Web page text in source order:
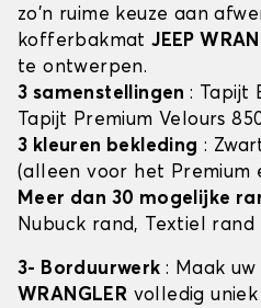
zo'n ruime keuze aan
kofferbakmatJEEP
te ontwerpen.
3 samenstellingen: Tapijt
Tapijt Premium Velours
3 kleuren bekleding :
(alleen voor het Premium
Meer dan 30 mogelijke
Nubuck rand, Textiel rand
3- Borduurwerk : Maak
WRANGLER volledig